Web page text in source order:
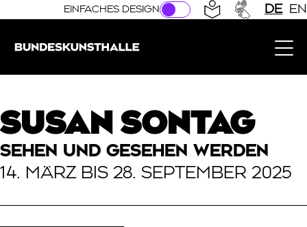
Direkt zur Hauptnavigation springen
Direkt zum Hauptinhalt springen
EINFACHES DESIGN DE EN
SUSAN SONTAG
SEHEN UND GESEHEN WERDEN
14. MÄRZ BIS 28. SEPTEMBER 2025